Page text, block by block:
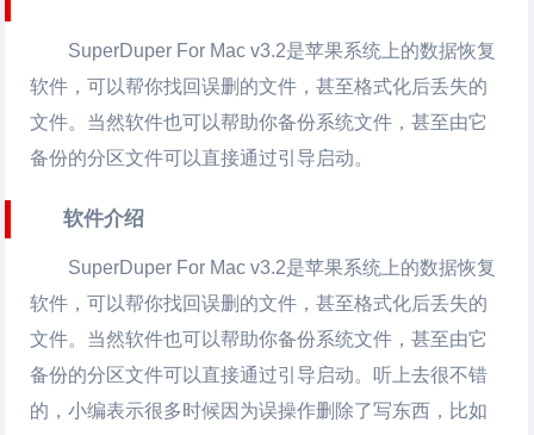
SuperDuper For Mac v3.2是苹果系统上的数据恢复
软件，可以帮你找回误删的文件，甚至格式化后丢失的
文件。当然软件也可以帮助你备份系统文件，甚至由它
备份的分区文件可以直接通过引导启动。
软件介绍
SuperDuper For Mac v3.2是苹果系统上的数据恢复
软件，可以帮你找回误删的文件，甚至格式化后丢失的
文件。当然软件也可以帮助你备份系统文件，甚至由它
备份的分区文件可以直接通过引导启动。听上去很不错
的，小编表示很多时候因为误操作删除了写东西，比如